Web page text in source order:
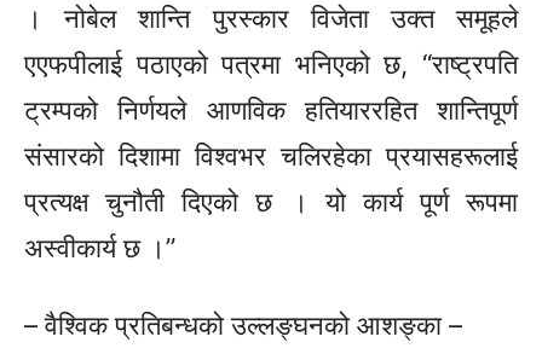
। नोबेल शान्ति पुरस्कार विजेता उक्त समूहले
एएफपीलाई पठाएको पत्रमा भनिएको छ, “राष्ट्रपति
ट्रम्पको निर्णयले आणविक हतियाररहित शान्तिपूर्ण
संसारको दिशामा विश्वभर चलिरहेका प्रयासहरूलाई
प्रत्यक्ष चुनौती दिएको छ । यो कार्य पूर्ण रूपमा
अस्वीकार्य छ ।”
– वैश्विक प्रतिबन्धको उल्लङ्घनको आशङ्का –